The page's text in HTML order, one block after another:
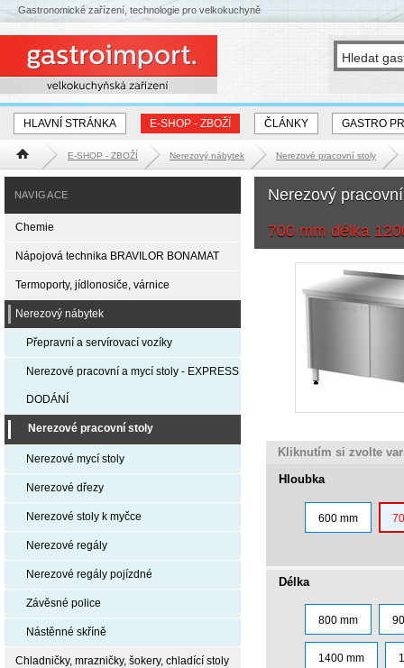
HLAVNÍ STRÁNKA E-SHOP - ZBOŽÍ ČLÁNKY GASTRO
Hlavní stránka E-SHOP - ZBOŽÍ Nerezový nábytek Nerezové pracovní stoly
Nerezový
700 mm délka
Kliknutím si zvolte
Hloubka
600 mm
Délka
800 mm
1400 mm
NAVIGACE
Chemie
Nápojová technika BRAVILOR BONAMAT
Termoporty, jídlonosiče, várnice
Nerezový nábytek
Přepravní a servírovací vozíky
Nerezové pracovní a mycí stoly - EXPRESS
DODÁNÍ
Nerezové pracovní stoly
Nerezové mycí stoly
Nerezové dřezy
Nerezové stoly k myčce
Nerezové regály
Nerezové regály pojízdné
Závěsné police
Nástěnné skříně
Chladničky, mrazničky, šokery, chladící stoly
Gastronomické zařízení, technologie pro velkokuchyně